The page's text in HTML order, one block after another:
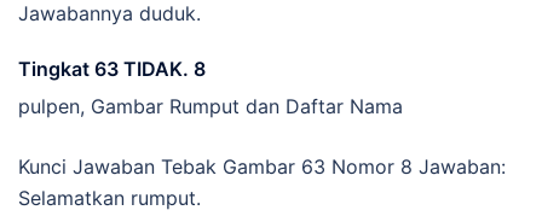
Jawabannya duduk.
Tingkat 63 TIDAK. 8
pulpen, Gambar Rumput dan Daftar Nama
Kunci Jawaban Tebak Gambar 63 Nomor 8 Jawaban:
Selamatkan rumput.